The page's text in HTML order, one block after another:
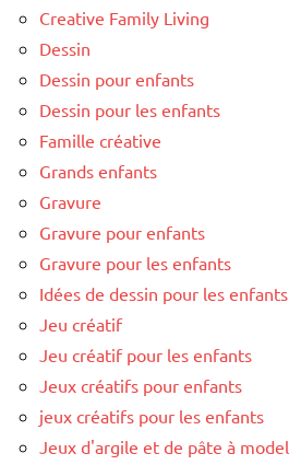
Creative Family Living
Dessin
Dessin pour enfants
Dessin pour les enfants
Famille créative
Grands enfants
Gravure
Gravure pour enfants
Gravure pour les enfants
Idées de dessin pour les enfants
Jeu créatif
Jeu créatif pour les enfants
Jeux créatifs pour enfants
jeux créatifs pour les enfants
Jeux d'argile et de pâte à